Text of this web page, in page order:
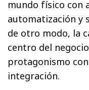
mundo físico con
automatización y
de otro modo, la
centro del
protagonismo
integración.